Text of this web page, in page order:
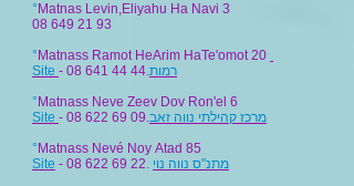
° Matnas Levin,Eliyahu Ha Navi 3
08 649 21 93
° Matnass Ramot HeArim HaTe'omot 20
Site - 08 641 44 44.רמות
° Matnass Neve Zeev Dov Ron'el 6
Site - 08 622 69 09.מרכז קהילתי נווה זאב
° Matnass Nevé Noy Atad 85
Site - 08 622 69 22.